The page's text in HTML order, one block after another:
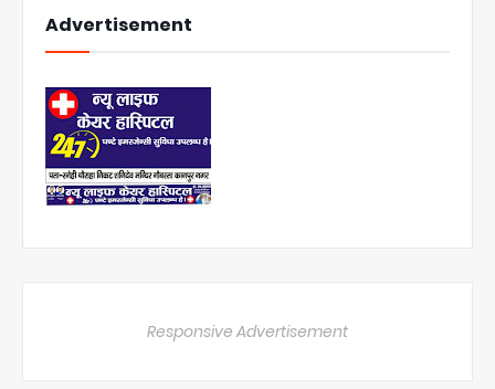
Advertisement
Responsive Advertisement